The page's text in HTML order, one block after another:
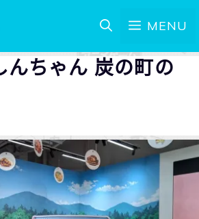
MENU
んちゃん 炭の町の